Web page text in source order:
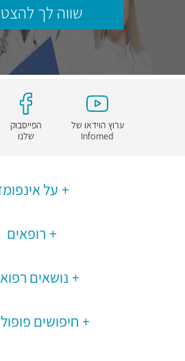
שווה לך
ערוץ הוידאו של
Infomed
הפייסבוק
שלנו
על
רופאים
נושאים
חיפושים